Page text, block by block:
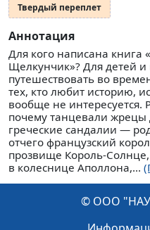
Твердый переплет
Аннотация
Для кого написана книга
Щелкунчик»? Для детей и
путешествовать во
тех, кто любит историю,
вообще не интересуется.
почему танцевали жрецы
греческие сандалии —
отчего французский
прозвище Король-
в колеснице Аполлона,...
© ООО